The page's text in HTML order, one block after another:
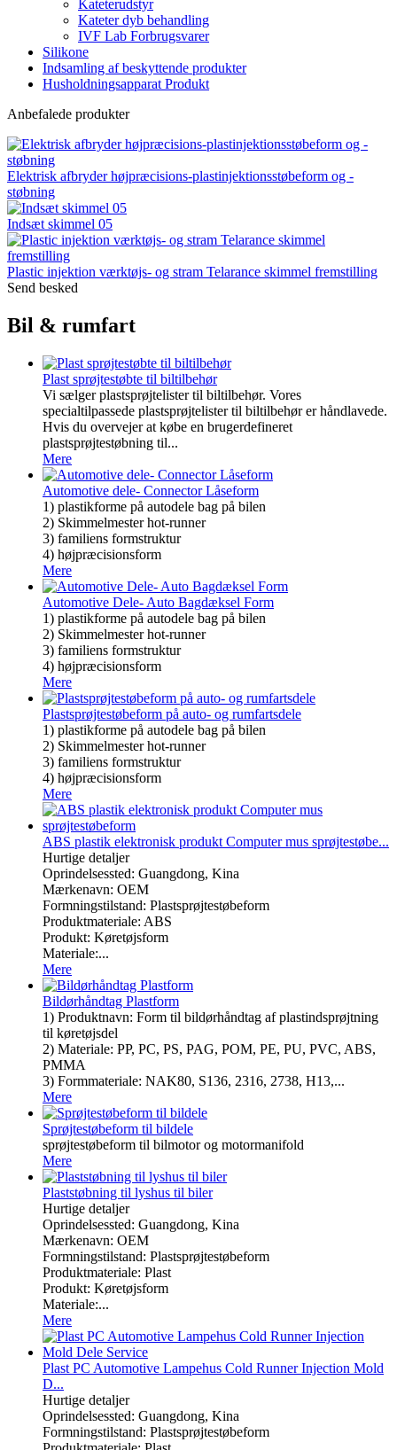
Kateterudstyr
Kateter dyb behandling
IVF Lab Forbrugsvarer
Silikone
Indsamling af beskyttende produkter
Husholdningsapparat Produkt
Anbefalede produkter
Elektrisk afbryder højpræcisions-plastinjektionsstøbeform og -
støbning
Indsæt skimmel 05
Plastic injektion værktøjs- og stram Telarance skimmel fremstilling
Send besked
Bil & rumfart
Plast sprøjtestøbte til biltilbehør
Vi sælger plastsprøjtelister til biltilbehør. Vores
specialtilpassede plastsprøjtelister til biltilbehør er håndlavede.
Hvis du overvejer at købe en brugerdefineret
plastsprøjtestøbning til...
Mere
Automotive dele- Connector Låseform
1) plastikforme på autodele bag på bilen
2) Skimmelmester hot-runner
3) familiens formstruktur
4) højpræcisionsform
Mere
Automotive Dele- Auto Bagdæksel Form
1) plastikforme på autodele bag på bilen
2) Skimmelmester hot-runner
3) familiens formstruktur
4) højpræcisionsform
Mere
Plastsprøjtestøbeform på auto- og rumfartsdele
1) plastikforme på autodele bag på bilen
2) Skimmelmester hot-runner
3) familiens formstruktur
4) højpræcisionsform
Mere
ABS plastik elektronisk produkt Computer mus sprøjtestøbe...
Hurtige detaljer
Oprindelsessted: Guangdong, Kina
Mærkenavn: OEM
Formningstilstand: Plastsprøjtestøbeform
Produktmateriale: ABS
Produkt: Køretøjsform
Materiale:...
Mere
Bildørhåndtag Plastform
1) Produktnavn: Form til bildørhåndtag af plastindsprøjtning
til køretøjsdel
2) Materiale: PP, PC, PS, PAG, POM, PE, PU, ​​PVC, ABS,
PMMA
3) Formmateriale: NAK80, S136, 2316, 2738, H13,...
Mere
Sprøjtestøbeform til bildele
sprøjtestøbeform til bilmotor og motormanifold
Mere
Plaststøbning til lyshus til biler
Hurtige detaljer
Oprindelsessted: Guangdong, Kina
Mærkenavn: OEM
Formningstilstand: Plastsprøjtestøbeform
Produktmateriale: Plast
Produkt: Køretøjsform
Materiale:...
Mere
Plast PC Automotive Lampehus Cold Runner Injection Mold
D...
Hurtige detaljer
Oprindelsessted: Guangdong, Kina
Formningstilstand: Plastsprøjtestøbeform